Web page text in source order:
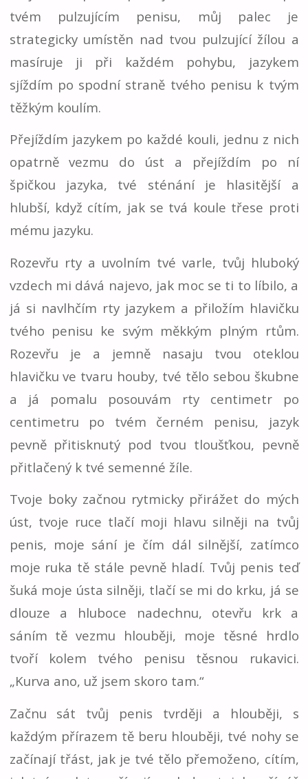
tvém pulzujícím penisu, můj palec je
strategicky umístěn nad tvou pulzující žílou a
masíruje ji při každém pohybu, jazykem
sjíždím po spodní straně tvého penisu k tvým
těžkým koulím.
Přejíždím jazykem po každé kouli, jednu z nich
opatrně vezmu do úst a přejíždím po ní
špičkou jazyka, tvé sténání je hlasitější a
hlubší, když cítím, jak se tvá koule třese proti
mému jazyku.
Rozevřu rty a uvolním tvé varle, tvůj hluboký
vzdech mi dává najevo, jak moc se ti to líbilo, a
já si navlhčím rty jazykem a přiložím hlavičku
tvého penisu ke svým měkkým plným rtům.
Rozevřu je a jemně nasaju tvou oteklou
hlavičku ve tvaru houby, tvé tělo sebou škubne
a já pomalu posouvám rty centimetr po
centimetru po tvém černém penisu, jazyk
pevně přitisknutý pod tvou tloušťkou, pevně
přitlačený k tvé semenné žíle.
Tvoje boky začnou rytmicky přirážet do mých
úst, tvoje ruce tlačí moji hlavu silněji na tvůj
penis, moje sání je čím dál silnější, zatímco
moje ruka tě stále pevně hladí. Tvůj penis teď
šuká moje ústa silněji, tlačí se mi do krku, já se
dlouze a hluboce nadechnu, otevřu krk a
sáním tě vezmu hlouběji, moje těsné hrdlo
tvoří kolem tvého penisu těsnou rukavici.
„Kurva ano, už jsem skoro tam.“
Začnu sát tvůj penis tvrději a hlouběji, s
každým přírazem tě beru hlouběji, tvé nohy se
začínají třást, jak je tvé tělo přemoženo, cítím,